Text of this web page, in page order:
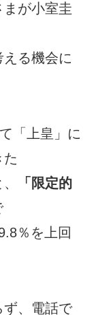
が小室圭
る機会に
「上皇」に
た
「限定的
％を上回
ず、電話で